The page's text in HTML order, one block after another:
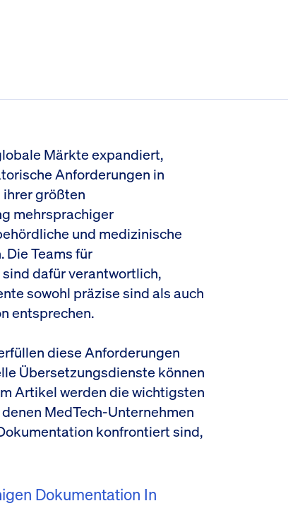
Märkte expandiert,
Anforderungen in
ihrer größten
mehrsprachiger
und medizinische
Teams für
dafür verantwortlich,
sowohl präzise sind als auch
entsprechen.
diese Anforderungen
Übersetzungsdienste können
Artikel werden die wichtigsten
MedTech-Unternehmen
konfrontiert sind,
Dokumentation In